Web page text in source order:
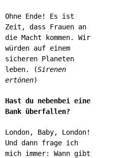
Ohne Ende! Es ist
Zeit, dass Frauen an
die Macht kommen. Wir
würden auf einem
sicheren Planeten
leben. (Sirenen
ertönen)
Hast du nebenbei eine
Bank überfallen?
London, Baby, London!
Und dann frage ich
mich immer: Wann gibt